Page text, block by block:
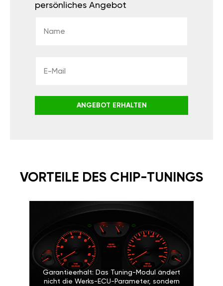
persönliches Angebot
ANGEBOT ERHALTEN
VORTEILE DES CHIP-TUNINGS
Garantieerhalt: Das Tuning-Modul ändert
nicht die Werks-ECU-Parameter, sondern